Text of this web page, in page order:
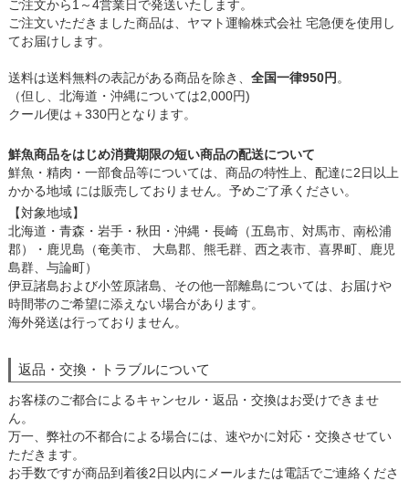
ご注文から1～4営業日で発送いたします。
ご注文いただきました商品は、ヤマト運輸株式会社 宅急便を使用し
てお届けします。
送料は送料無料の表記がある商品を除き、 全国一律950円 。
（但し、北海道・沖縄については2,000円)
クール便は＋330円となります。
鮮魚商品をはじめ消費期限の短い商品の配送について
鮮魚・精肉・一部食品等については、商品の特性上、配達に2日以上
かかる地域 には販売しておりません。予めご了承ください。
【対象地域】
北海道・青森・岩手・秋田・沖縄・長崎（五島市、対馬市、南松浦
郡）・鹿児島（奄美市、 大島郡、熊毛群、西之表市、喜界町、鹿児
島群、与論町）
伊豆諸島および小笠原諸島、その他一部離島については、お届けや
時間帯のご希望に添えない場合があります。
海外発送は行っておりません。
返品・交換・トラブルについて
お客様のご都合によるキャンセル・返品・交換はお受けできませ
ん。
万一、弊社の不都合による場合には、速やかに対応・交換させてい
ただきます。
お手数ですが商品到着後2日以内にメールまたは電話でご連絡くださ